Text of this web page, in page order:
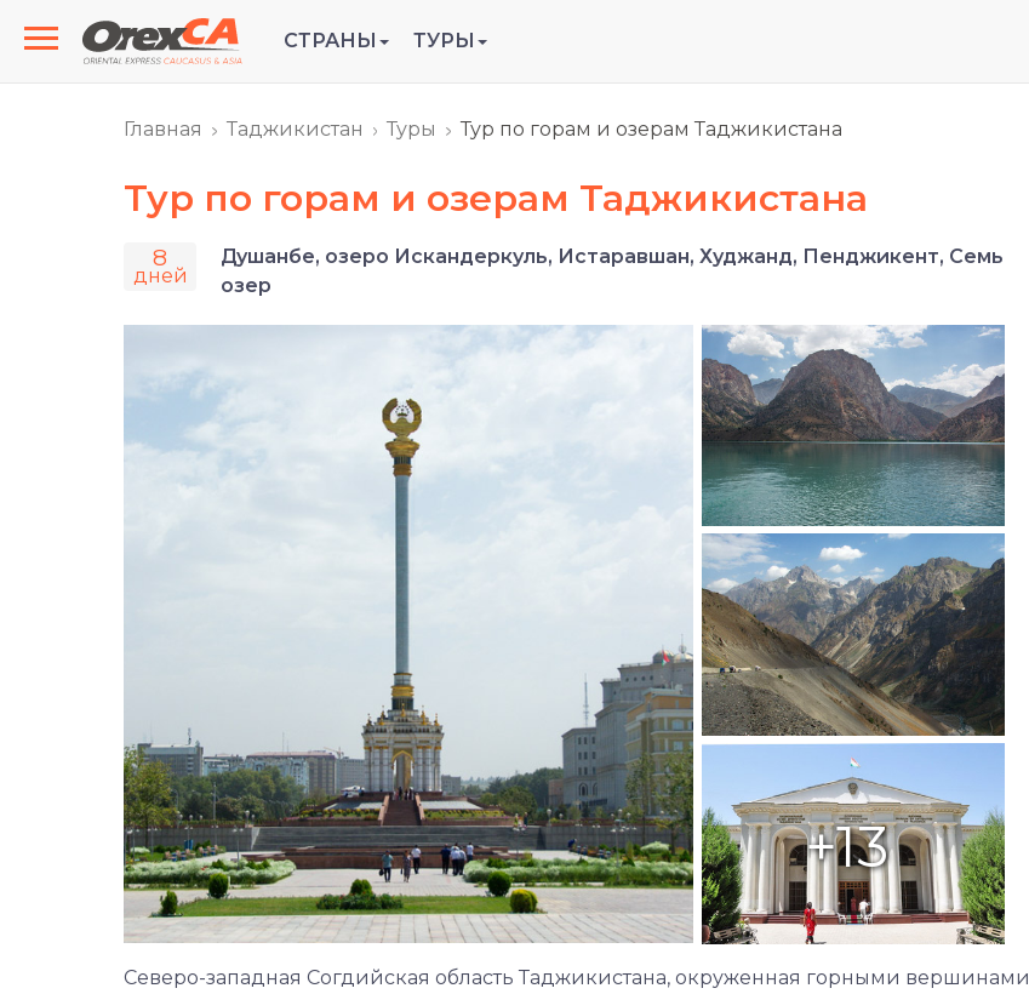
СТРАНЫ ТУРЫ
Главная Таджикистан Туры Тур по горам и озерам Таджикистана
Тур по горам и озерам Таджикистана
8
дней
Душанбе, озеро Искандеркуль, Истаравшан, Худжанд, Пенджикент, Семь
озер
+13
Северо-западная Согдийская область Таджикистана, окруженная горными вершинами